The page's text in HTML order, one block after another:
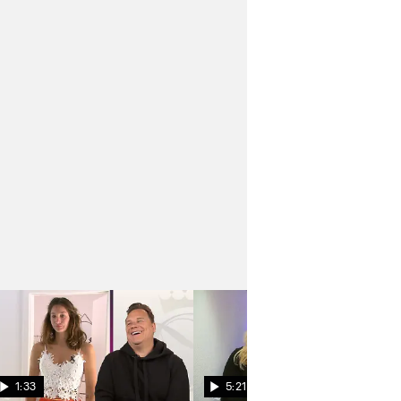
1:33 5:21